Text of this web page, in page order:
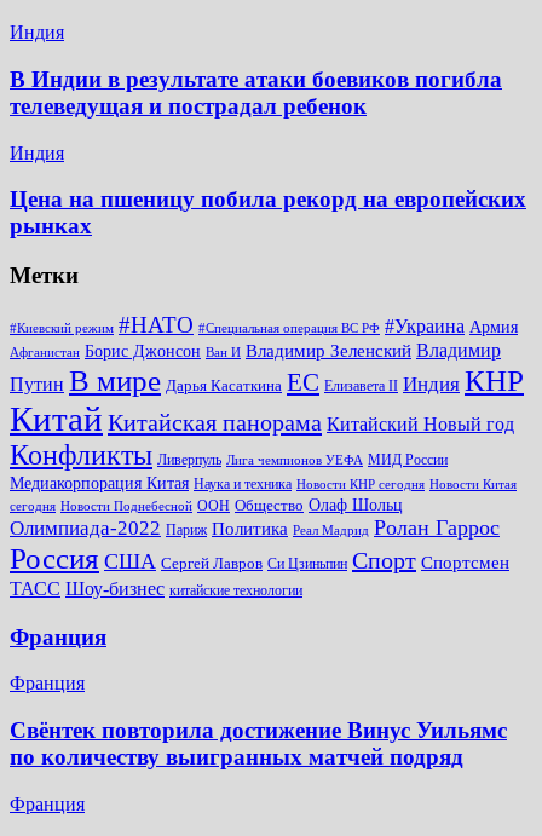
Индия
В Индии в результате атаки боевиков погибла
телеведущая и пострадал ребенок
Индия
Цена на пшеницу побила рекорд на европейских
рынках
Метки
#Киевский режим #НАТО #Специальная операция ВС РФ #Украина Армия
Афганистан Борис Джонсон Ван И Владимир Зеленский Владимир
Путин В мире Дарья Касаткина ЕС Елизавета II Индия КНР
Китай Китайская панорама Китайский Новый год
Конфликты Ливерпуль Лига чемпионов УЕФА МИД России
Медиакорпорация Китая Наука и техника Новости КНР сегодня Новости Китая
сегодня Новости Поднебесной ООН Общество Олаф Шольц
Олимпиада-2022 Париж Политика Реал Мадрид Ролан Гаррос
Россия США Сергей Лавров Си Цзиньпин Спорт Спортсмен
ТАСС Шоу-бизнес китайские технологии
Франция
Франция
Свёнтек повторила достижение Винус Уильямс
по количеству выигранных матчей подряд
Франция